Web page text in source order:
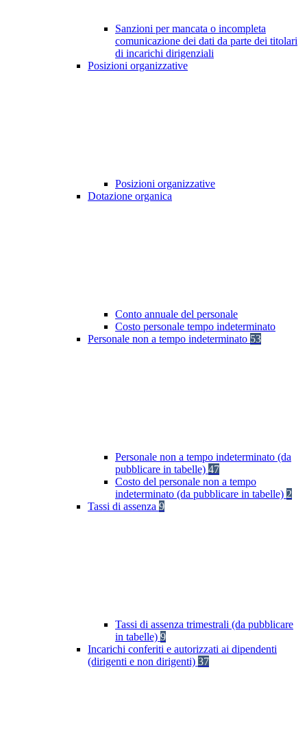
Sanzioni per mancata o incompleta
comunicazione dei dati da parte dei titolari
di incarichi dirigenziali
Posizioni organizzative
Posizioni organizzative
Dotazione organica
Conto annuale del personale
Costo personale tempo indeterminato
Personale non a tempo indeterminato 53
Personale non a tempo indeterminato (da
pubblicare in tabelle) 47
Costo del personale non a tempo
indeterminato (da pubblicare in tabelle) 2
Tassi di assenza 9
Tassi di assenza trimestrali (da pubblicare
in tabelle) 9
Incarichi conferiti e autorizzati ai dipendenti
(dirigenti e non dirigenti) 37